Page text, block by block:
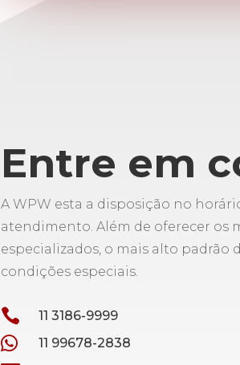
Entre em
A WPW esta a disposição no
atendimento. Além de oferecer os
especializados, o mais alto padrão
condições especiais.
 11 3186-9999
 11 99678-2838